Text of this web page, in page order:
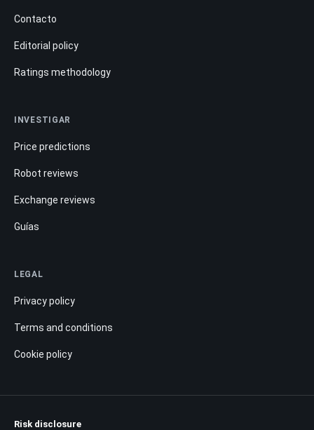
Contacto
Editorial policy
Ratings methodology
INVESTIGAR
Price predictions
Robot reviews
Exchange reviews
Guías
LEGAL
Privacy policy
Terms and conditions
Cookie policy
Risk disclosure